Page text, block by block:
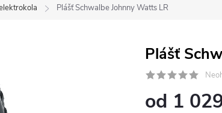
Plášť Schwalbe Johnny Watts LR
Plášť
od 1